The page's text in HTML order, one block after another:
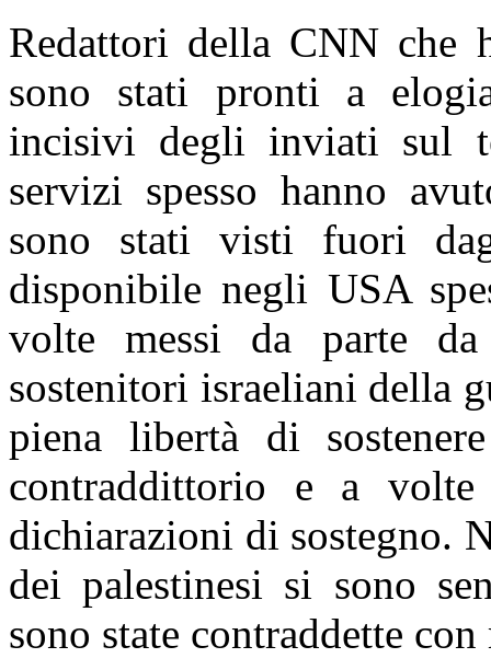
Redattori della CNN che
sono stati pronti a
incisivi degli inviati sul
servizi spesso hanno
sono stati visti fuori
disponibile negli USA
volte messi da parte
sostenitori israeliani della
piena libertà di
contraddittorio e a volte
dichiarazioni di sostegno.
dei palestinesi si sono
sono state contraddette